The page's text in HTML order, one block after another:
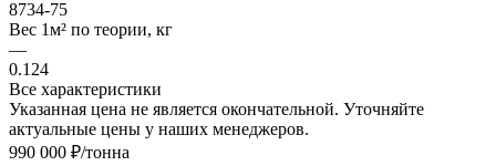
8734-75
Вес 1м² по теории, кг
—
0.124
Все характеристики
Указанная цена не является окончательной. Уточняйте
актуальные цены у наших менеджеров.
990 000 ₽/тонна